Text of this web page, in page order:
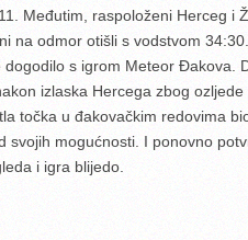
Međutim, raspoloženi Herceg i
na odmor otišli s vodstvom
dogodilo s igrom Meteor Đakova.
izlaska Hercega zbog
točka u đakovačkim redovima
svojih mogućnosti. I ponovno
i igra blijedo.